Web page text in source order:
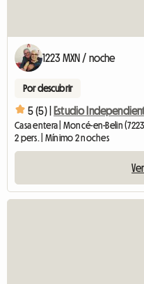
1223 MXN / noche
Por descubrir
5 (5) | Estudio
Casa entera | Moncé-en-Belin
2 pers. | Mínimo 2 noches